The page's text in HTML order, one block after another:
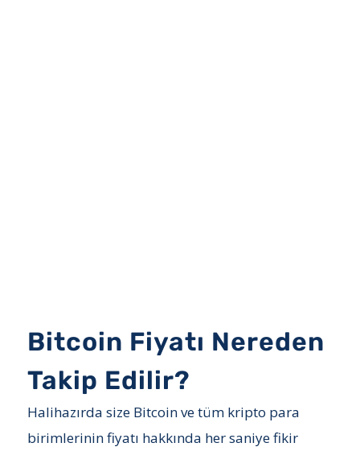
Bitcoin Fiyatı Nereden
Takip Edilir?
Halihazırda size Bitcoin ve tüm kripto para
birimlerinin fiyatı hakkında her saniye fikir